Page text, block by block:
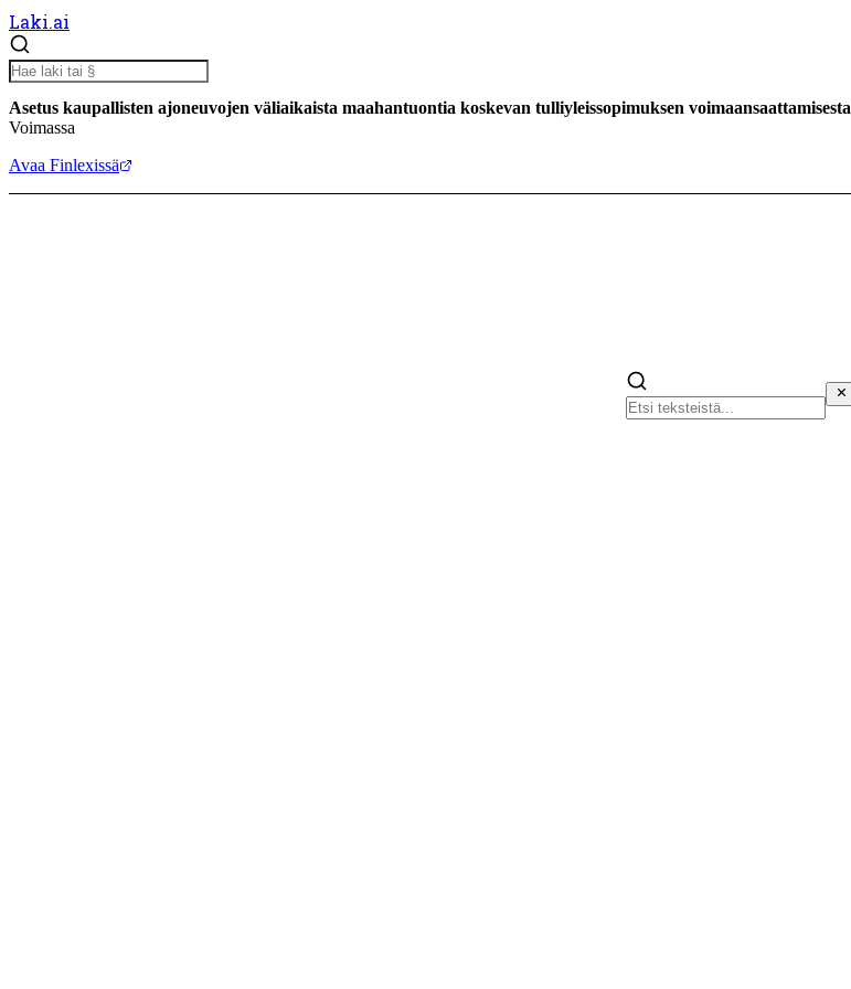
Laki.ai
Asetus kaupallisten ajoneuvojen väliaikaista maahantuontia koskevan tulliyleissopimuksen voimaansaattamisesta
Voimassa
Avaa Finlexissä